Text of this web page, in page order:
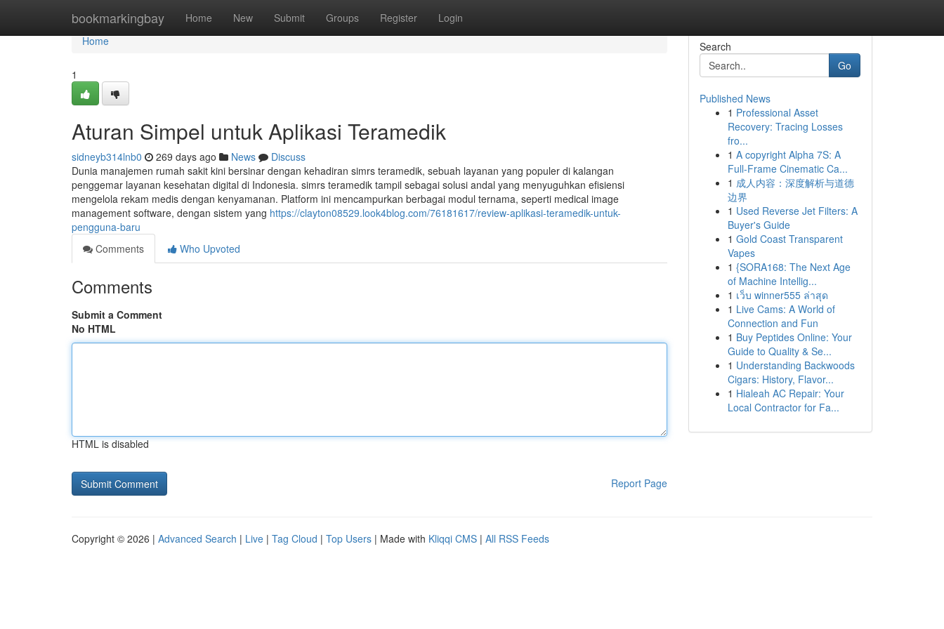
bookmarkingbay Home New Submit Groups Register Login
Home
Home
1
Aturan Simpel untuk Aplikasi Teramedik
sidneyb314lnb0 269 days ago News
Discuss
Dunia manajemen rumah sakit kini bersinar dengan kehadiran simrs teramedik, sebuah layanan yang populer di kalangan
penggemar layanan kesehatan digital di Indonesia. simrs teramedik tampil sebagai solusi andal yang menyuguhkan efisiensi
mengelola rekam medis dengan kenyamanan. Platform ini mencampurkan berbagai modul ternama, seperti medical image
management software, dengan sistem yang https://clayton08529.look4blog.com/76181617/review-aplikasi-teramedik-untuk-
pengguna-baru
Comments
Who Upvoted
Comments
Submit a Comment
No HTML
HTML is disabled
Report Page
Search
Go
Published News
1 Professional Asset
Recovery: Tracing Losses
fro...
1 A copyright Alpha 7S: A
Full-Frame Cinematic Ca...
1 成人内容：深度解析与道德
边界
1 Used Reverse Jet Filters: A
Buyer's Guide
1 Gold Coast Transparent
Vapes
1 {SORA168: The Next Age
of Machine Intellig...
1 เว็บ winner555 ล่าสุด
1 Live Cams: A World of
Connection and Fun
1 Buy Peptides Online: Your
Guide to Quality & Se...
1 Understanding Backwoods
Cigars: History, Flavor...
1 Hialeah AC Repair: Your
Local Contractor for Fa...
Copyright © 2026 | Advanced Search | Live | Tag Cloud | Top Users | Made with Kliqqi CMS | All RSS Feeds